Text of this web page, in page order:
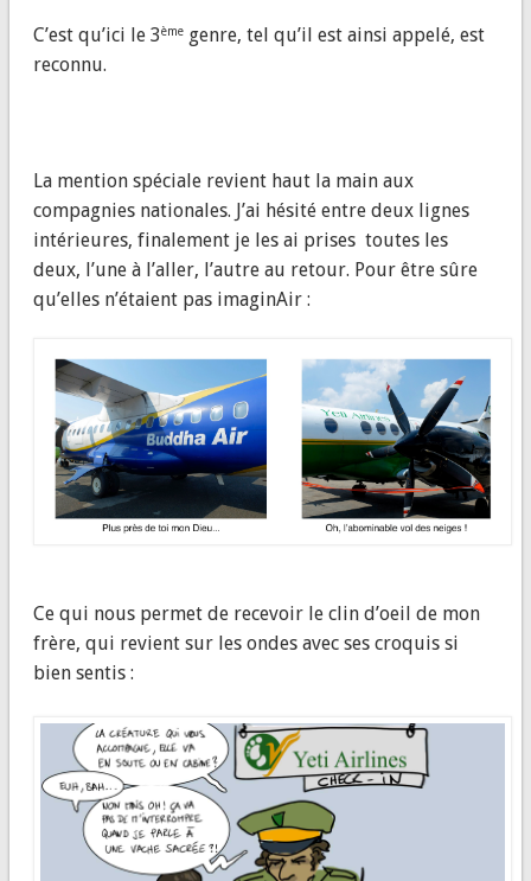
C’est qu’ici le 3èmegenre, tel qu’il est ainsi appelé, est
reconnu.
La mention spéciale revient haut la main aux
compagnies nationales. J’ai hésité entre deux lignes
intérieures, finalement je les ai prises toutes les
deux, l’une à l’aller, l’autre au retour. Pour être sûre
qu’elles n’étaient pas imaginAir :
Ce qui nous permet de recevoir le clin d’oeil de mon
frère, qui revient sur les ondes avec ses croquis si
bien sentis :